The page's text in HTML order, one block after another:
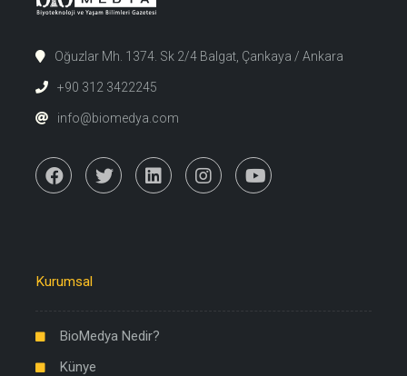
Oğuzlar Mh. 1374. Sk 2/4 Balgat, Çankaya / Ankara
+90 312 3422245
info@biomedya.com
Kurumsal
BioMedya Nedir?
Künye